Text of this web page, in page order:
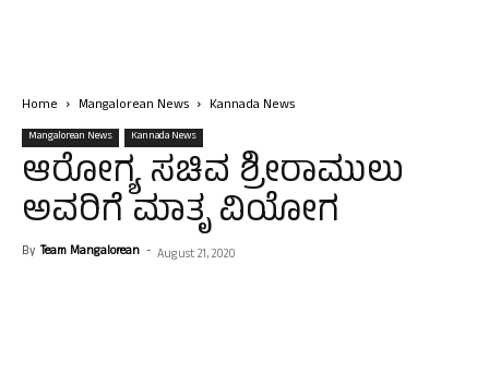
Home Mangalorean News Kannada News
Mangalorean News Kannada News
ಆರೋಗ್ಯ ಸಚಿವ ಶ್ರೀರಾಮುಲು
ಅವರಿಗೆ ಮಾತೃ ವಿಯೋಗ
By Team Mangalorean - August 21, 2020